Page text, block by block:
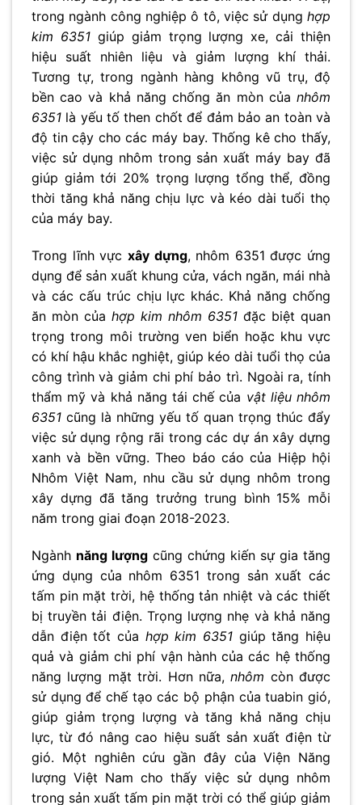
trong ngành công nghiệp ô tô, việc sử dụng hợp
kim 6351giúp giảm trọng lượng xe, cải thiện
hiệu suất nhiên liệu và giảm lượng khí thải.
Tương tự, trong ngành hàng không vũ trụ, độ
bền cao và khả năng chống ăn mòn của nhôm
6351 là yếu tố then chốt để đảm bảo an toàn và
độ tin cậy cho các máy bay. Thống kê cho thấy,
việc sử dụng nhôm trong sản xuất máy bay đã
giúp giảm tới 20% trọng lượng tổng thể, đồng
thời tăng khả năng chịu lực và kéo dài tuổi thọ
của máy bay.
Trong lĩnh vực xây dựng, nhôm 6351 được ứng
dụng để sản xuất khung cửa, vách ngăn, mái nhà
và các cấu trúc chịu lực khác. Khả năng chống
ăn mòn của hợp kim nhôm 6351 đặc biệt quan
trọng trong môi trường ven biển hoặc khu vực
có khí hậu khắc nghiệt, giúp kéo dài tuổi thọ của
công trình và giảm chi phí bảo trì. Ngoài ra, tính
thẩm mỹ và khả năng tái chế của vật liệu nhôm
6351 cũng là những yếu tố quan trọng thúc đẩy
việc sử dụng rộng rãi trong các dự án xây dựng
xanh và bền vững. Theo báo cáo của Hiệp hội
Nhôm Việt Nam, nhu cầu sử dụng nhôm trong
xây dựng đã tăng trưởng trung bình 15% mỗi
năm trong giai đoạn 2018-2023.
Ngành năng lượng cũng chứng kiến sự gia tăng
ứng dụng của nhôm 6351 trong sản xuất các
tấm pin mặt trời, hệ thống tản nhiệt và các thiết
bị truyền tải điện. Trọng lượng nhẹ và khả năng
dẫn điện tốt của hợp kim 6351 giúp tăng hiệu
quả và giảm chi phí vận hành của các hệ thống
năng lượng mặt trời. Hơn nữa,nhôm còn được
sử dụng để chế tạo các bộ phận của tuabin gió,
giúp giảm trọng lượng và tăng khả năng chịu
lực, từ đó nâng cao hiệu suất sản xuất điện từ
gió. Một nghiên cứu gần đây của Viện Năng
lượng Việt Nam cho thấy việc sử dụng nhôm
trong sản xuất tấm pin mặt trời có thể giúp giảm